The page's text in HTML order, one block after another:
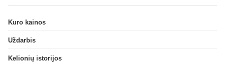
Kuro kainos
Uždarbis
Kelionių istorijos